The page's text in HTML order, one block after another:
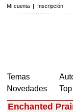
Mi cuenta | Inscripción
Temas
Novedades
Top
Enchanted